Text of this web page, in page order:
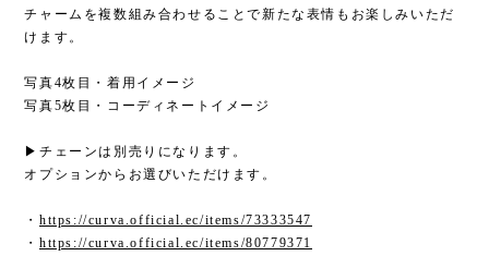
チャームを複数組み合わせることで新たな表情もお楽しみいただ
けます。
写真4枚目・着用イメージ
写真5枚目・コーディネートイメージ
▶チェーンは別売りになります。
オプションからお選びいただけます。
・ https://curva.official.ec/items/73333547
・ https://curva.official.ec/items/80779371